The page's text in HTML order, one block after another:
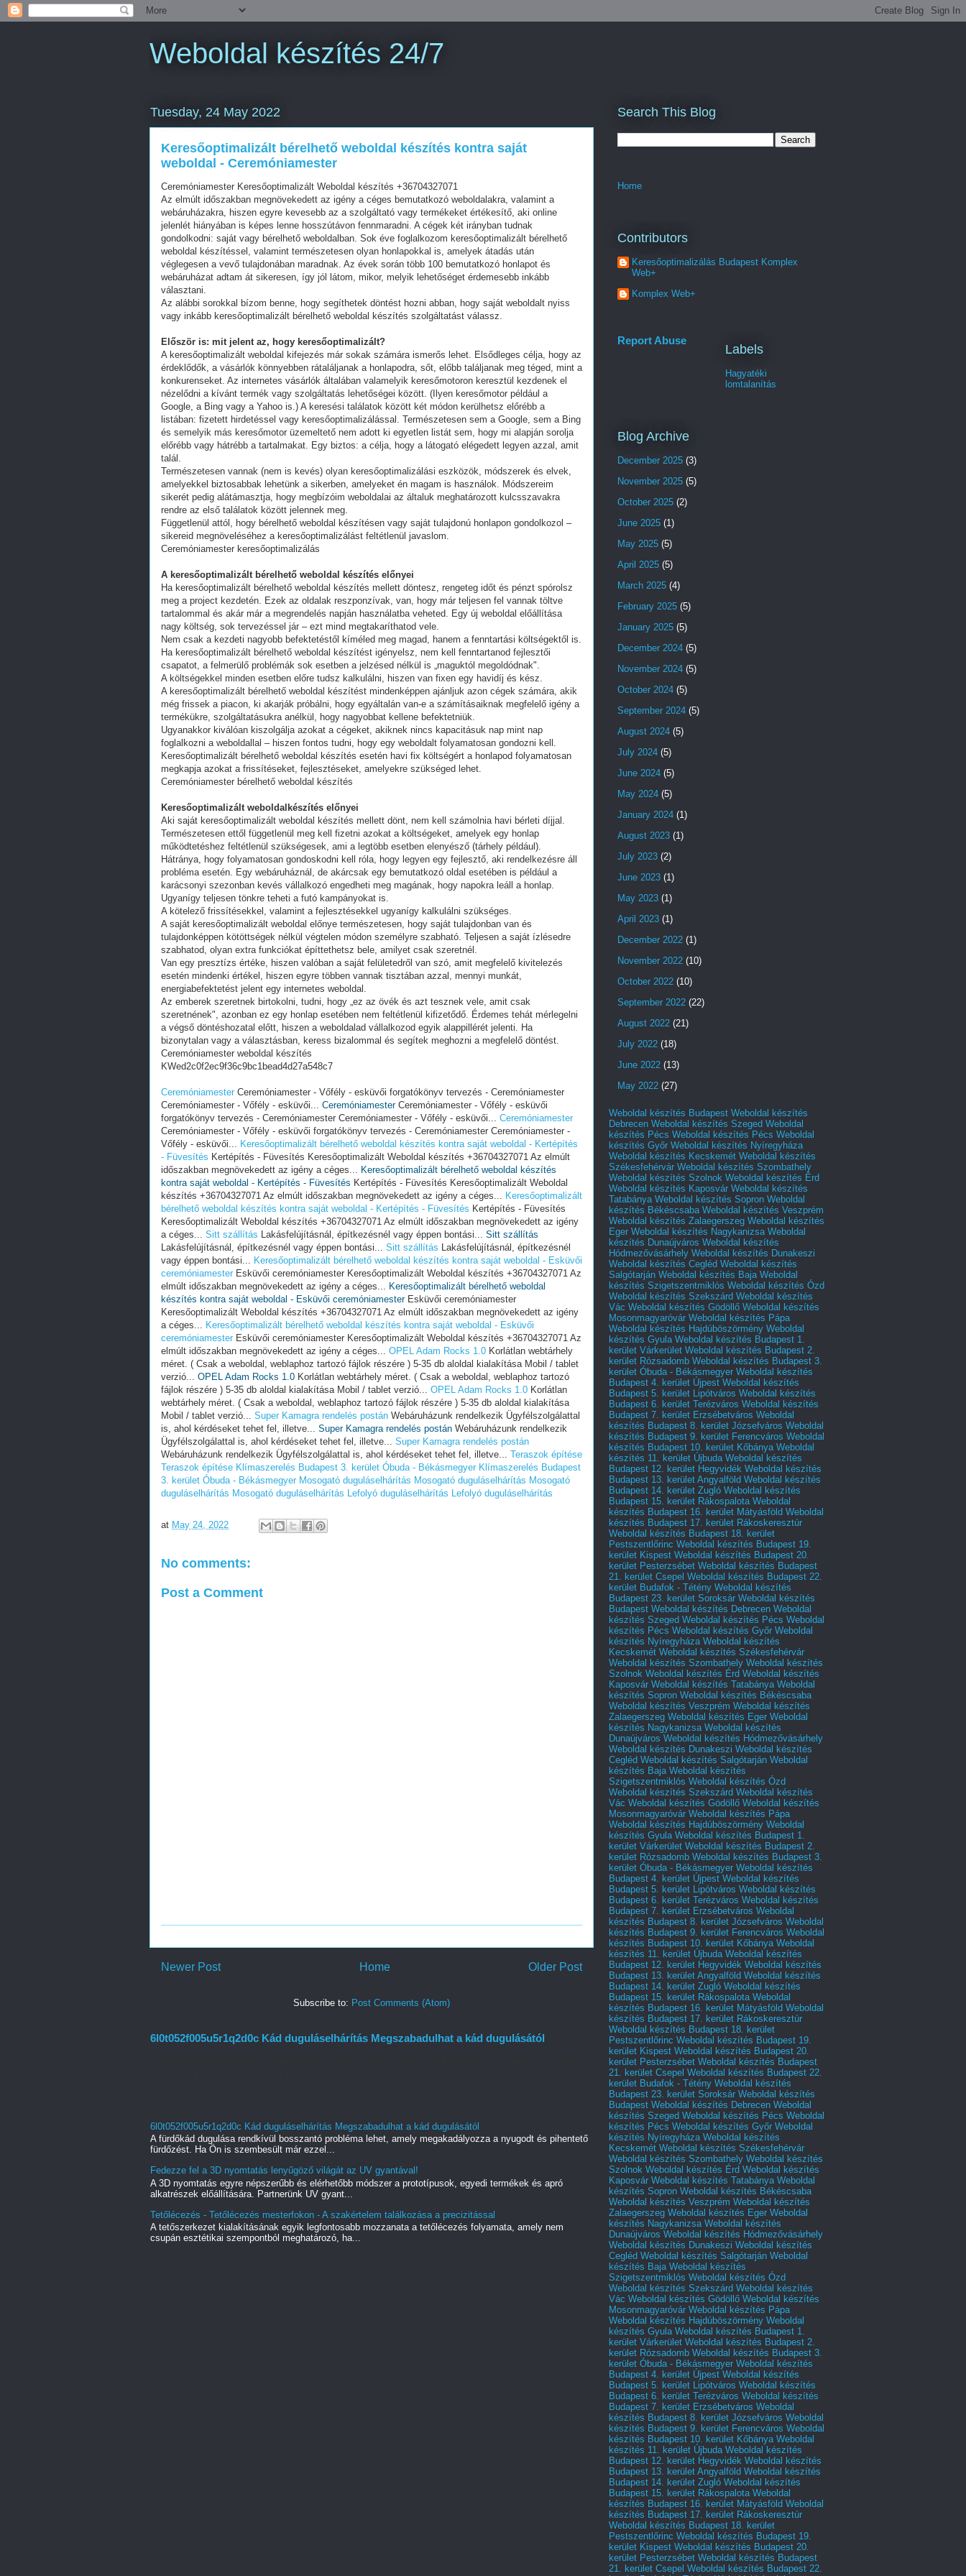
Weboldal készítés 24/7
Tuesday, 24 May 2022
Keresőoptimalizált bérelhető weboldal készítés kontra saját
weboldal - Ceremóniamester
Ceremóniamester Keresőoptimalizált Weboldal készítés +36704327071
Az elmúlt időszakban megnövekedett az igény a céges bemutatkozó weboldalakra, valamint a
webáruházakra, hiszen egyre kevesebb az a szolgáltató vagy termékeket értékesítő, aki online
jelenlét hiányában is képes lenne hosszútávon fennmaradni. A cégek két irányban tudnak
gondolkodni: saját vagy bérelhető weboldalban. Sok éve foglalkozom keresőoptimalizált bérelhető
weboldal készítéssel, valamint természetesen olyan honlapokkal is, amelyek átadás után
véglegesen a vevő tulajdonában maradnak. Az évek során több 100 bemutatkozó honlapot és
webáruházat adtam át sikeresen, így jól látom, mikor, melyik lehetőséget érdemesebb inkább
választani.
Az alábbi sorokkal bízom benne, hogy segíthetek döntést hozni abban, hogy saját weboldalt nyiss
vagy inkább keresőoptimalizált bérelhető weboldal készítés szolgáltatást válassz.
Először is: mit jelent az, hogy keresőoptimalizált?
A keresőoptimalizált weboldal kifejezés már sokak számára ismerős lehet. Elsődleges célja, hogy az
érdeklődők, a vásárlók könnyebben rátaláljanak a honlapodra, sőt, előbb találjanak meg téged, mint a
konkurenseket. Az internetes vásárlók általában valamelyik keresőmotoron keresztül kezdenek el
nézelődni a kívánt termék vagy szolgáltatás lehetőségei között. (Ilyen keresőmotor például a
Google, a Bing vagy a Yahoo is.) A keresési találatok között két módon kerülhetsz előrébb a
listában: fizetett hirdetéssel vagy keresőoptimalizálással. Természetesen sem a Google, sem a Bing
és semelyik más keresőmotor üzemeltető nem adott ki egyetlen listát sem, hogy mi alapján sorolja
előrébb vagy hátrébb a tartalmakat. Egy biztos: a célja, hogy a látogató elégedett legyen azzal, amit
talál.
Természetesen vannak (nem is kevés) olyan keresőoptimalizálási eszközök, módszerek és elvek,
amelyekkel biztosabbak lehetünk a sikerben, amelyeket én magam is használok. Módszereim
sikerét pedig alátámasztja, hogy megbízóim weboldalai az általuk meghatározott kulcsszavakra
rendre az első találatok között jelennek meg.
Függetlenül attól, hogy bérelhető weboldal készítésen vagy saját tulajdonú honlapon gondolkozol –
sikereid megnöveléséhez a keresőoptimalizálást feltétlenül javaslom.
Ceremóniamester keresőoptimalizálás
A keresőoptimalizált bérelhető weboldal készítés előnyei
Ha keresőoptimalizált bérelhető weboldal készítés mellett döntesz, rengeteg időt és pénzt spórolsz
meg a project kezdetén. Ezek az oldalak reszponzívak, van, hogy már teljesen fel vannak töltve
tartalommal és akár már a megrendelés napján használatba veheted. Egy új weboldal előállítása
nagy költség, sok tervezéssel jár – ezt mind megtakaríthatod vele.
Nem csak a kezdeti nagyobb befektetéstől kíméled meg magad, hanem a fenntartási költségektől is.
Ha keresőoptimalizált bérelhető weboldal készítést igényelsz, nem kell fenntartanod fejlesztői
csapatot, a felmerülő problémák sok esetben a jelzésed nélkül is „maguktól megoldódnak".
A költségekkel minden esetben előre tudsz kalkulálni, hiszen van fixen egy havidíj és kész.
A keresőoptimalizált bérelhető weboldal készítést mindenképpen ajánljuk azon cégek számára, akik
még frissek a piacon, ki akarják próbálni, hogy egyáltalán van-e a számításaiknak megfelelő igény a
termékükre, szolgáltatásukra anélkül, hogy nagyobbat kellene befektetniük.
Ugyanakkor kiválóan kiszolgálja azokat a cégeket, akiknek nincs kapacitásuk nap mint nap
foglalkozni a weboldallal – hiszen fontos tudni, hogy egy weboldalt folyamatosan gondozni kell.
Keresőoptimalizált bérelhető weboldal készítés esetén havi fix költségért a honlapod folyamatosan
megkapja azokat a frissítéseket, fejlesztéseket, amelyekre szükséged lehet.
Ceremóniamester bérelhető weboldal készítés
Keresőoptimalizált weboldalkészítés előnyei
Aki saját keresőoptimalizált weboldal készítés mellett dönt, nem kell számolnia havi bérleti díjjal.
Természetesen ettől függetlenül meg kell fizetni azokat a költségeket, amelyek egy honlap
működtetéshez feltétlenül szükségesek, ami a legtöbb esetben elenyésző (tárhely például).
Hátránya, hogy folyamatosan gondoskodni kell róla, hogy legyen egy fejlesztő, aki rendelkezésre áll
probléma esetén. Egy webáruháznál, de akárcsak egy bemutatkozó oldal esetében is például a
karácsonyi szezonban kevés vállalkozó engedheti meg magának, hogy napokra leáll a honlap.
Ugyanígy teljesen tönkre teheti a futó kampányokat is.
A kötelező frissítésekkel, valamint a fejlesztésekkel ugyanígy kalkulálni szükséges.
A saját keresőoptimalizált weboldal előnye természetesen, hogy saját tulajdonban van és
tulajdonképpen kötöttségek nélkül végtelen módon személyre szabható. Teljesen a saját ízlésedre
szabhatod, olyan extra funkciókat építtethetsz bele, amilyet csak szeretnél.
Van egy presztízs értéke, hiszen valóban a saját felületedről van szó, amit megfelelő kivitelezés
esetén mindenki értékel, hiszen egyre többen vannak tisztában azzal, mennyi munkát,
energiabefektetést jelent egy internetes weboldal.
Az emberek szeretnek birtokolni, tudni, hogy „ez az övék és azt tesznek vele, amit csak
szeretnének", azonban ez egy honlap esetében nem feltétlenül kifizetődő. Érdemes tehát mérlegelni
a végső döntéshozatal előtt, hiszen a weboldalad vállalkozod egyik alappillérét jelenti. Ha
bizonytalan vagy a választásban, keress bizalommal és segítek meghozni a megfelelő döntést.
Ceremóniamester weboldal készítés
KWed2c0f2ec9f36c9bc1bead4d27a548c7
Ceremóniamester Ceremóniamester - Vőfély - esküvői forgatókönyv tervezés - Ceremóniamester
Ceremóniamester - Vőfély - esküvői... CeremóniamesterCeremóniamester - Vőfély - esküvői
forgatókönyv tervezés - Ceremóniamester Ceremóniamester - Vőfély - esküvői... Ceremóniamester
Ceremóniamester - Vőfély - esküvői forgatókönyv tervezés - Ceremóniamester Ceremóniamester -
Vőfély - esküvői... Keresőoptimalizált bérelhető weboldal készítés kontra saját weboldal - Kertépítés
- Füvesítés Kertépítés - Füvesítés Keresőoptimalizált Weboldal készítés +36704327071 Az elmúlt
időszakban megnövekedett az igény a céges... Keresőoptimalizált bérelhető weboldal készítés
kontra saját weboldal - Kertépítés - Füvesítés Kertépítés - Füvesítés Keresőoptimalizált Weboldal
készítés +36704327071 Az elmúlt időszakban megnövekedett az igény a céges... Keresőoptimalizált
bérelhető weboldal készítés kontra saját weboldal - Kertépítés - Füvesítés Kertépítés - Füvesítés
Keresőoptimalizált Weboldal készítés +36704327071 Az elmúlt időszakban megnövekedett az igény
a céges... Sitt szállítás Lakásfelújításnál, építkezésnél vagy éppen bontási... Sitt szállítás
Lakásfelújításnál, építkezésnél vagy éppen bontási... Sitt szállítás Lakásfelújításnál, építkezésnél
vagy éppen bontási... Keresőoptimalizált bérelhető weboldal készítés kontra saját weboldal - Esküvői
ceremóniamester Esküvői ceremóniamester Keresőoptimalizált Weboldal készítés +36704327071 Az
elmúlt időszakban megnövekedett az igény a céges... Keresőoptimalizált bérelhető weboldal
készítés kontra saját weboldal - Esküvői ceremóniamesterEsküvői ceremóniamester
Keresőoptimalizált Weboldal készítés +36704327071 Az elmúlt időszakban megnövekedett az igény
a céges... Keresőoptimalizált bérelhető weboldal készítés kontra saját weboldal - Esküvői
ceremóniamester Esküvői ceremóniamester Keresőoptimalizált Weboldal készítés +36704327071 Az
elmúlt időszakban megnövekedett az igény a céges... OPEL Adam Rocks 1.0 Korlátlan webtárhely
méret. ( Csak a weboldal, weblaphoz tartozó fájlok részére ) 5-35 db aloldal kialakítása Mobil / tablet
verzió... OPEL Adam Rocks 1.0 Korlátlan webtárhely méret. ( Csak a weboldal, weblaphoz tartozó
fájlok részére ) 5-35 db aloldal kialakítása Mobil / tablet verzió... OPEL Adam Rocks 1.0 Korlátlan
webtárhely méret. ( Csak a weboldal, weblaphoz tartozó fájlok részére ) 5-35 db aloldal kialakítása
Mobil / tablet verzió... Super Kamagra rendelés postán Webáruházunk rendelkezik Ügyfélszolgálattal
is, ahol kérdéseket tehet fel, illetve... Super Kamagra rendelés postán Webáruházunk rendelkezik
Ügyfélszolgálattal is, ahol kérdéseket tehet fel, illetve... Super Kamagra rendelés postán
Webáruházunk rendelkezik Ügyfélszolgálattal is, ahol kérdéseket tehet fel, illetve... Teraszok építése
Teraszok építése Klímaszerelés Budapest 3. kerület Óbuda - Békásmegyer Klímaszerelés Budapest
3. kerület Óbuda - Békásmegyer Mosogató duguláselhárítás Mosogató duguláselhárítás Mosogató
duguláselhárítás Mosogató duguláselhárítás Lefolyó duguláselhárítás Lefolyó duguláselhárítás
at May 24, 2022
No comments:
Post a Comment
Newer Post Older Post
Home
Subscribe to: Post Comments (Atom)
6l0t052f005u5r1q2d0c Kád duguláselhárítás Megszabadulhat a kád dugulásától
6l0t052f005u5r1q2d0c Kád duguláselhárítás Megszabadulhat a kád dugulásától
A fürdőkád dugulása rendkívül bosszantó probléma lehet, amely megakadályozza a nyugodt és pihentető
fürdőzést. Ha Ön is szembesült már ezzel...
Fedezze fel a 3D nyomtatás lenyűgöző világát az UV gyantával!
A 3D nyomtatás egyre népszerűbb és elérhetőbb módszer a prototípusok, egyedi termékek és apró
alkatrészek előállítására. Partnerünk UV gyant...
Tetőlécezés - Tetőlécezés mesterfokon - A szakértelem találkozása a precizitással
A tetőszerkezet kialakításának egyik legfontosabb mozzanata a tetőlécezés folyamata, amely nem
csupán esztétikai szempontból meghatározó, ha...
Search This Blog
Home
Contributors
Keresőoptimalizálás Budapest Komplex
Web+
Komplex Web+
Report Abuse
Labels
Hagyatéki
lomtalanítás
Blog Archive
December 2025 (3)
November 2025 (5)
October 2025 (2)
June 2025 (1)
May 2025 (5)
April 2025 (5)
March 2025 (4)
February 2025 (5)
January 2025 (5)
December 2024 (5)
November 2024 (5)
October 2024 (5)
September 2024 (5)
August 2024 (5)
July 2024 (5)
June 2024 (5)
May 2024 (5)
January 2024 (1)
August 2023 (1)
July 2023 (2)
June 2023 (1)
May 2023 (1)
April 2023 (1)
December 2022 (1)
November 2022 (10)
October 2022 (10)
September 2022 (22)
August 2022 (21)
July 2022 (18)
June 2022 (13)
May 2022 (27)
Weboldal készítés Budapest Weboldal készítés
Debrecen Weboldal készítés Szeged Weboldal
készítés Pécs Weboldal készítés Pécs Weboldal
készítés Győr Weboldal készítés Nyíregyháza
Weboldal készítés Kecskemét Weboldal készítés
Székesfehérvár Weboldal készítés Szombathely
Weboldal készítés Szolnok Weboldal készítés Érd
Weboldal készítés Kaposvár Weboldal készítés
Tatabánya Weboldal készítés Sopron Weboldal
készítés Békéscsaba Weboldal készítés Veszprém
Weboldal készítés Zalaegerszeg Weboldal készítés
Eger Weboldal készítés Nagykanizsa Weboldal
készítés Dunaújváros Weboldal készítés
Hódmezővásárhely Weboldal készítés Dunakeszi
Weboldal készítés Cegléd Weboldal készítés
Salgótarján Weboldal készítés Baja Weboldal
készítés Szigetszentmiklós Weboldal készítés Ózd
Weboldal készítés Szekszárd Weboldal készítés
Vác Weboldal készítés Gödöllő Weboldal készítés
Mosonmagyaróvár Weboldal készítés Pápa
Weboldal készítés Hajdúböszörmény Weboldal
készítés Gyula Weboldal készítés Budapest 1.
kerület Várkerület Weboldal készítés Budapest 2.
kerület Rózsadomb Weboldal készítés Budapest 3.
kerület Óbuda - Békásmegyer Weboldal készítés
Budapest 4. kerület Újpest Weboldal készítés
Budapest 5. kerület Lipótváros Weboldal készítés
Budapest 6. kerület Terézváros Weboldal készítés
Budapest 7. kerület Erzsébetváros Weboldal
készítés Budapest 8. kerület Józsefváros Weboldal
készítés Budapest 9. kerület Ferencváros Weboldal
készítés Budapest 10. kerület Kőbánya Weboldal
készítés 11. kerület Újbuda Weboldal készítés
Budapest 12. kerület Hegyvidék Weboldal készítés
Budapest 13. kerület Angyalföld Weboldal készítés
Budapest 14. kerület Zugló Weboldal készítés
Budapest 15. kerület Rákospalota Weboldal
készítés Budapest 16. kerület Mátyásföld Weboldal
készítés Budapest 17. kerület Rákoskeresztúr
Weboldal készítés Budapest 18. kerület
Pestszentlőrinc Weboldal készítés Budapest 19.
kerület Kispest Weboldal készítés Budapest 20.
kerület Pesterzsébet Weboldal készítés Budapest
21. kerület Csepel Weboldal készítés Budapest 22.
kerület Budafok - Tétény Weboldal készítés
Budapest 23. kerület Soroksár Weboldal készítés
Budapest Weboldal készítés Debrecen Weboldal
készítés Szeged Weboldal készítés Pécs Weboldal
készítés Pécs Weboldal készítés Győr Weboldal
készítés Nyíregyháza Weboldal készítés
Kecskemét Weboldal készítés Székesfehérvár
Weboldal készítés Szombathely Weboldal készítés
Szolnok Weboldal készítés Érd Weboldal készítés
Kaposvár Weboldal készítés Tatabánya Weboldal
készítés Sopron Weboldal készítés Békéscsaba
Weboldal készítés Veszprém Weboldal készítés
Zalaegerszeg Weboldal készítés Eger Weboldal
készítés Nagykanizsa Weboldal készítés
Dunaújváros Weboldal készítés Hódmezővásárhely
Weboldal készítés Dunakeszi Weboldal készítés
Cegléd Weboldal készítés Salgótarján Weboldal
készítés Baja Weboldal készítés
Szigetszentmiklós Weboldal készítés Ózd
Weboldal készítés Szekszárd Weboldal készítés
Vác Weboldal készítés Gödöllő Weboldal készítés
Mosonmagyaróvár Weboldal készítés Pápa
Weboldal készítés Hajdúböszörmény Weboldal
készítés Gyula Weboldal készítés Budapest 1.
kerület Várkerület Weboldal készítés Budapest 2.
kerület Rózsadomb Weboldal készítés Budapest 3.
kerület Óbuda - Békásmegyer Weboldal készítés
Budapest 4. kerület Újpest Weboldal készítés
Budapest 5. kerület Lipótváros Weboldal készítés
Budapest 6. kerület Terézváros Weboldal készítés
Budapest 7. kerület Erzsébetváros Weboldal
készítés Budapest 8. kerület Józsefváros Weboldal
készítés Budapest 9. kerület Ferencváros Weboldal
készítés Budapest 10. kerület Kőbánya Weboldal
készítés 11. kerület Újbuda Weboldal készítés
Budapest 12. kerület Hegyvidék Weboldal készítés
Budapest 13. kerület Angyalföld Weboldal készítés
Budapest 14. kerület Zugló Weboldal készítés
Budapest 15. kerület Rákospalota Weboldal
készítés Budapest 16. kerület Mátyásföld Weboldal
készítés Budapest 17. kerület Rákoskeresztúr
Weboldal készítés Budapest 18. kerület
Pestszentlőrinc Weboldal készítés Budapest 19.
kerület Kispest Weboldal készítés Budapest 20.
kerület Pesterzsébet Weboldal készítés Budapest
21. kerület Csepel Weboldal készítés Budapest 22.
kerület Budafok - Tétény Weboldal készítés
Budapest 23. kerület Soroksár Weboldal készítés
Budapest Weboldal készítés Debrecen Weboldal
készítés Szeged Weboldal készítés Pécs Weboldal
készítés Pécs Weboldal készítés Győr Weboldal
készítés Nyíregyháza Weboldal készítés
Kecskemét Weboldal készítés Székesfehérvár
Weboldal készítés Szombathely Weboldal készítés
Szolnok Weboldal készítés Érd Weboldal készítés
Kaposvár Weboldal készítés Tatabánya Weboldal
készítés Sopron Weboldal készítés Békéscsaba
Weboldal készítés Veszprém Weboldal készítés
Zalaegerszeg Weboldal készítés Eger Weboldal
készítés Nagykanizsa Weboldal készítés
Dunaújváros Weboldal készítés Hódmezővásárhely
Weboldal készítés Dunakeszi Weboldal készítés
Cegléd Weboldal készítés Salgótarján Weboldal
készítés Baja Weboldal készítés
Szigetszentmiklós Weboldal készítés Ózd
Weboldal készítés Szekszárd Weboldal készítés
Vác Weboldal készítés Gödöllő Weboldal készítés
Mosonmagyaróvár Weboldal készítés Pápa
Weboldal készítés Hajdúböszörmény Weboldal
készítés Gyula Weboldal készítés Budapest 1.
kerület Várkerület Weboldal készítés Budapest 2.
kerület Rózsadomb Weboldal készítés Budapest 3.
kerület Óbuda - Békásmegyer Weboldal készítés
Budapest 4. kerület Újpest Weboldal készítés
Budapest 5. kerület Lipótváros Weboldal készítés
Budapest 6. kerület Terézváros Weboldal készítés
Budapest 7. kerület Erzsébetváros Weboldal
készítés Budapest 8. kerület Józsefváros Weboldal
készítés Budapest 9. kerület Ferencváros Weboldal
készítés Budapest 10. kerület Kőbánya Weboldal
készítés 11. kerület Újbuda Weboldal készítés
Budapest 12. kerület Hegyvidék Weboldal készítés
Budapest 13. kerület Angyalföld Weboldal készítés
Budapest 14. kerület Zugló Weboldal készítés
Budapest 15. kerület Rákospalota Weboldal
készítés Budapest 16. kerület Mátyásföld Weboldal
készítés Budapest 17. kerület Rákoskeresztúr
Weboldal készítés Budapest 18. kerület
Pestszentlőrinc Weboldal készítés Budapest 19.
kerület Kispest Weboldal készítés Budapest 20.
kerület Pesterzsébet Weboldal készítés Budapest
21. kerület Csepel Weboldal készítés Budapest 22.